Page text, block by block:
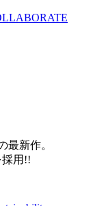
最新作。
用!!